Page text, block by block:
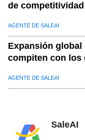
de
AGENTE DE SALEAI
Expansión
compiten con los
AGENTE DE SALEAI
SaleAI